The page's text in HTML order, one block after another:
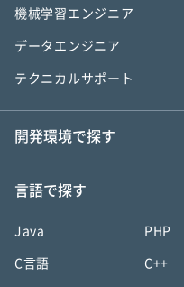
機械学習エンジニア
データエンジニア
テクニカルサポート
開発環境で探す
言語で探す
Java PHP
C言語 C++